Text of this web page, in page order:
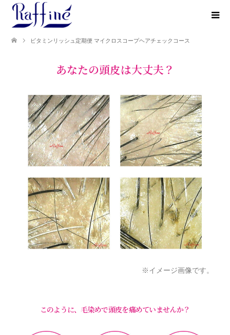
ビタミンリッシュ定期便 マイクロスコープヘアチェックコース
あなたの頭皮は大丈夫？
※イメージ画像です。
このように、毛染めで頭皮を痛めていませんか？